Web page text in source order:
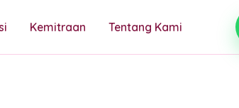
Kemitraan Tentang Kami